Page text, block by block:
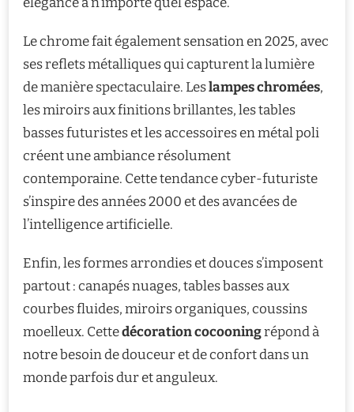
Le chrome fait également sensation en 2025, avec
ses reflets métalliques qui capturent la lumière
de manière spectaculaire. Leslampes chromées,
les miroirs aux finitions brillantes, les tables
basses futuristes et les accessoires en métal poli
créent une ambiance résolument
contemporaine. Cette tendance cyber-futuriste
s’inspire des années 2000 et des avancées de
l’intelligence artificielle.
Enfin, les formes arrondies et douces s’imposent
partout : canapés nuages, tables basses aux
courbes fluides, miroirs organiques, coussins
moelleux. Cettedécoration cocooningrépond à
notre besoin de douceur et de confort dans un
monde parfois dur et anguleux.